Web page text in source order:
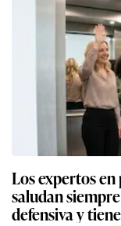
Los expertos
saludan
defensiva y